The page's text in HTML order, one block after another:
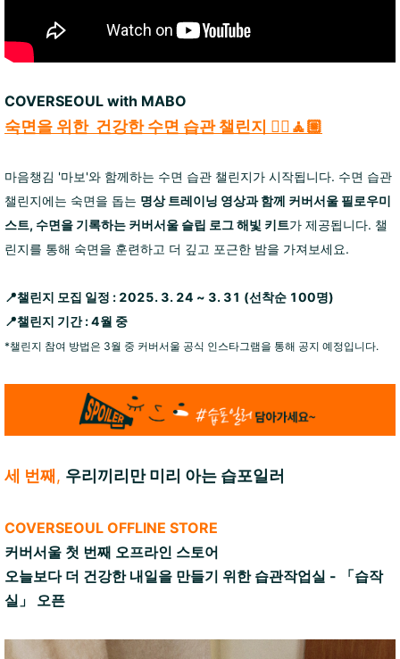
COVERSEOUL with MABO
숙면을 위한 건강한 수면 습관 챌린지 🧘‍♀️🧘🏼
마음챙김 '마보'와 함께하는 수면 습관 챌린지가 시작됩니다. 수면 습관
챌린지에는 숙면을 돕는 명상 트레이닝 영상과 함께 커버서울 필로우미
스트, 수면을 기록하는 커버서울 슬립 로그 해빛 키트가 제공됩니다. 챌
린지를 통해 숙면을 훈련하고 더 깊고 포근한 밤을 가져보세요.
📍챌린지 모집 일정 : 2025. 3. 24 ~ 3. 31 (선착순 100명)
📍챌린지 기간 : 4월 중
*챌린지 참여 방법은 3월 중 커버서울 공식 인스타그램을 통해 공지 예정입니다.
세 번째 , 우리끼리만 미리 아는 습포일러
COVERSEOUL OFFLINE STORE
커버서울 첫 번째 오프라인 스토어
오늘보다 더 건강한 내일을 만들기 위한 습관작업실 - 「습작
실」 오픈